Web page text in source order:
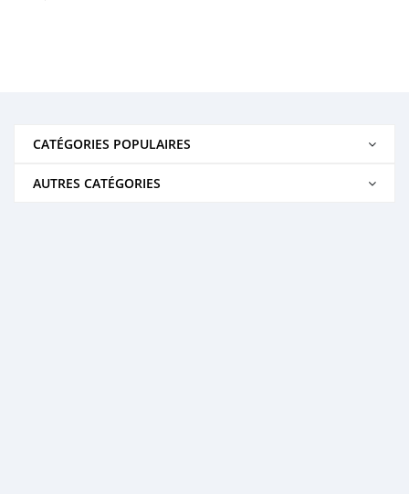
CATÉGORIES POPULAIRES
AUTRES CATÉGORIES